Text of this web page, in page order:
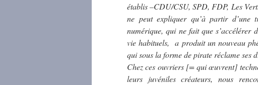
établis –CDU/CSU, SPD, FDP, Les
ne peut expliquer qu’à partir d’une
numérique, qui ne fait que s’accélérer
vie habituels, a produit un nouveau
qui sous la forme de pirate réclame ses
Chez ces ouvriers [= qui œuvrent]
leurs juvéniles créateurs, nous